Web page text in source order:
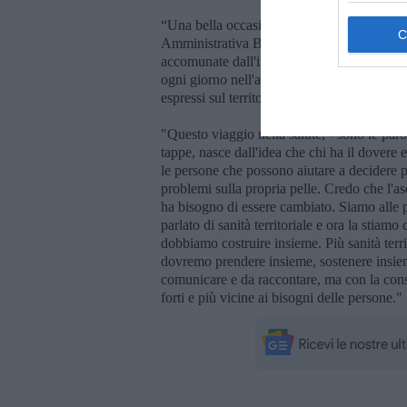
“Una bella occasione di scambio e
Amministrativa Biancarmaria Rossi –
accomunate dall'impegno e dalla
ogni giorno nell'assistenza in tutte le fasi
espressi sul territorio. Un sistema
"Questo viaggio nella salute, - sono le
tappe, nasce dall'idea che chi ha il dovere
le persone che possono aiutare a
problemi sulla propria pelle. Credo che
ha bisogno di essere cambiato. Siamo
parlato di sanità territoriale e ora la
dobbiamo costruire insieme. Più sanità
dovremo prendere insieme, sostenere
comunicare e da raccontare, ma con la
forti e più vicine ai bisogni delle persone."